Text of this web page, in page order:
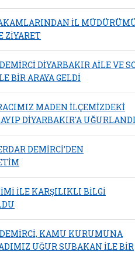
İL
ZİYARET
DİYARBAKIR AİLE VE
BİR ARAYA GELDİ
MADEN İLÇEMİZDEKİ
DİYARBAKIR'A
DEMİRCİ’DEN
İLE KARŞILIKLI BİLGİ
KAMU KURUMUNA
UĞUR SUBAKAN İLE BİR